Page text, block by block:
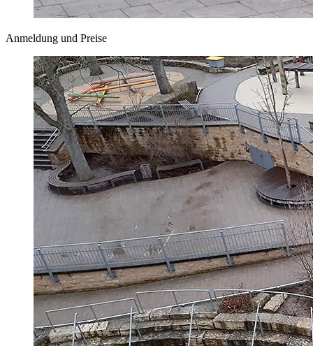
Anmeldung und Preise